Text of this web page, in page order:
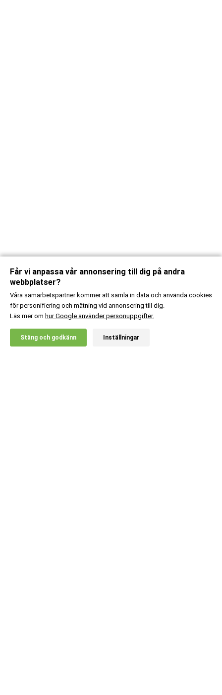
Får vi anpassa vår annonsering till dig på andra
webbplatser?
Våra samarbetspartner kommer att samla in data och använda cookies
för personifiering och mätning vid annonsering till dig.
Läs mer om hur Google använder personuppgifter.
Stäng och godkänn Inställningar